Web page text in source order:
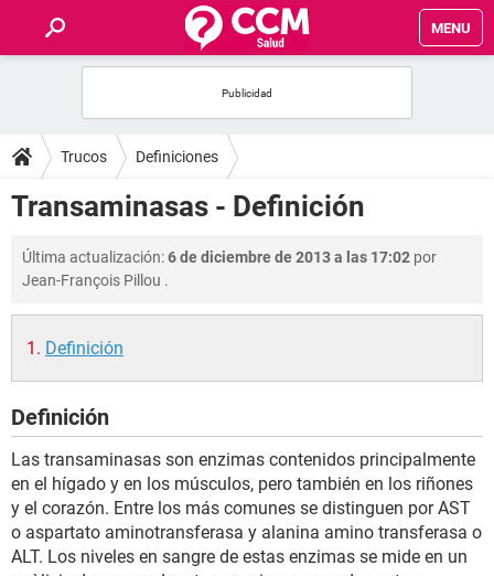
MENU
FOROS
SALUD
FAMILIA
NUTRICIÓN
SEXUALIDAD
GLOSARIO
Trucos Definiciones
Transaminasas - Definición
Última actualización:6 de diciembre de 2013 a las 17:02 por
Jean-François Pillou .
Definición
Definición
Las transaminasas son enzimas contenidos principalmente
en el hígado y en los músculos, pero también en los riñones
y el corazón. Entre los más comunes se distinguen por AST
o aspartato aminotransferasa y alanina amino transferasa o
ALT. Los niveles en sangre de estas enzimas se mide en un